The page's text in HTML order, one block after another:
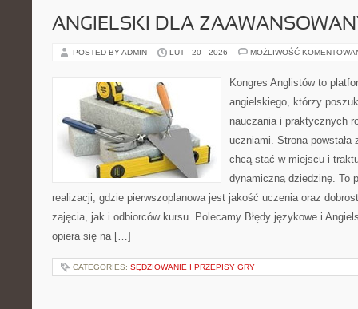
ANGIELSKI DLA
POSTED BY ADMIN LUT - 20 - 2026 MOŻLIWOŚĆ
Kongres Anglistów to
angielskiego, którzy
nauczania i praktycznych
uczniami. Strona
chcą stać w miejscu i
dynamiczną dziedzinę. To
realizacji, gdzie pierwszoplanowa jest jakość uczenia oraz
zajęcia, jak i odbiorców kursu. Polecamy Błędy językowe i
opiera się na […]
CATEGORIES: SĘDZIOWANIE I PRZEPISY GRY